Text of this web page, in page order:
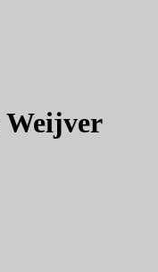
Weijver